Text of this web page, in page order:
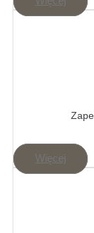
Więcej